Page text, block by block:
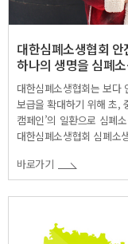
대한심폐소생협회
하나의 생명을 심폐
대한심폐소생협회는 보다
보급을 확대하기 위해 초,
캠페인’의 일환으로 심폐
대한심폐소생협회 심폐소
바로가기